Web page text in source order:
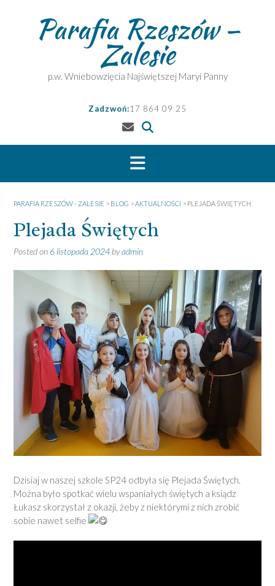
Parafia Rzeszów –
Zalesie
p.w. Wniebowzięcia Najświętszej Maryi Panny
Zadzwoń:17 864 09 25
PARAFIA RZESZÓW - ZALESIE > BLOG >AKTUALNOŚCI > PLEJADA ŚWIĘTYCH
Plejada Świętych
Posted on 6 listopada 2024 byadmin
Dzisiaj w naszej szkole SP24 odbyła się Plejada Świętych.
Można było spotkać wielu wspaniałych świętych a ksiądz
Łukasz skorzystał z okazji, żeby z niektórymi z nich zrobić
sobie nawet selfie